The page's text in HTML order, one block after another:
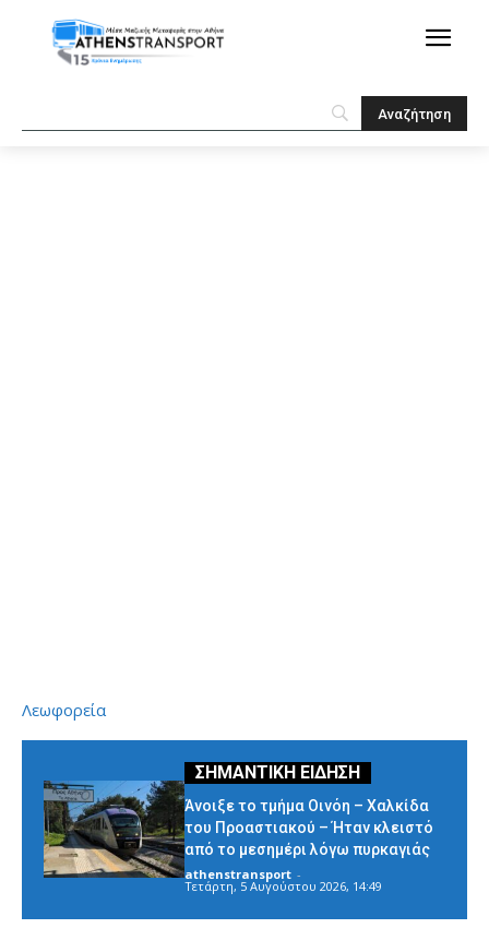
Λεωφορεία
Άνοιξε το τμήμα Οινόη – Χαλκίδα
του Προαστιακού – Ήταν κλειστό
από το μεσημέρι λόγω πυρκαγιάς
athenstransport -
Τετάρτη, 5 Αυγούστου 2026, 14:49